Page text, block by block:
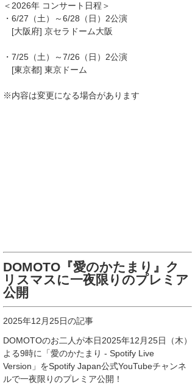
＜2026年 コンサート日程＞
・6/27（土）～6/28（日）2公演
[大阪府] 京セラドーム大阪
・7/25（土）～7/26（日）2公演
[東京都] 東京ドーム
※内容は変更になる場合があります
DOMOTO『愛のかたまり』ク
リスマスに一夜限りのプレミア
公開
2025年12月25日の記事
DOMOTOのお二人が本日2025年12月25日（木）
よる9時に「愛のかたまり - Spotify Live
Version」をSpotify Japan公式YouTubeチャンネ
ルで一夜限りのプレミア公開！